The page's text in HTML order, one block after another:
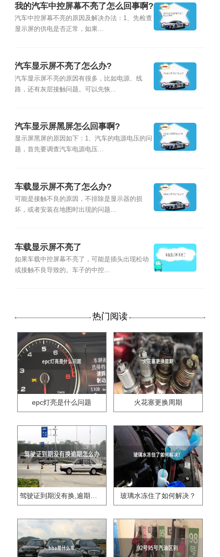
我的汽车中控屏幕不亮了怎么回事啊?
汽车中控屏幕不亮的原因及解决办法：1、先检查
显示屏的供电是否正常，如果...
汽车显示屏不亮了怎么办?
汽车显示屏不亮的原因有很多，比如电源、线
路，还有灰层接触问题。可以先恢...
汽车显示屏黑屏怎么回事啊?
显示屏黑屏的原因如下：1、汽车的电源电压的问
题，首先要调查汽车电源电压...
车载显示屏不亮了怎么办?
可能是接触不良的原因，不排除是显示器的损
坏，或者安装在地图时出现的问题...
车载显示屏不亮了
如果车载中控屏幕不亮了，可能是插头出现松动
或接触不良导致的。车子的中控...
热门阅读
epc灯亮是什么问题 火花塞更换周期
驾驶证到期没有换,逾期怎么办?? 玻璃水冻住了如何解决？